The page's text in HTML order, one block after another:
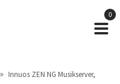
0
» Innuos ZEN NG Musikserver,